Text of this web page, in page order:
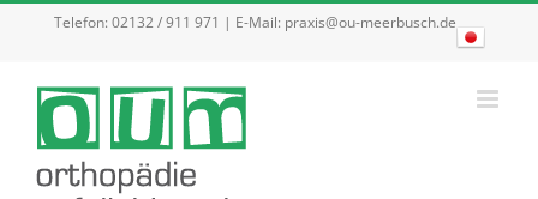
Telefon: 02132 / 911 971 | E-Mail: praxis@ou-meerbusch.de